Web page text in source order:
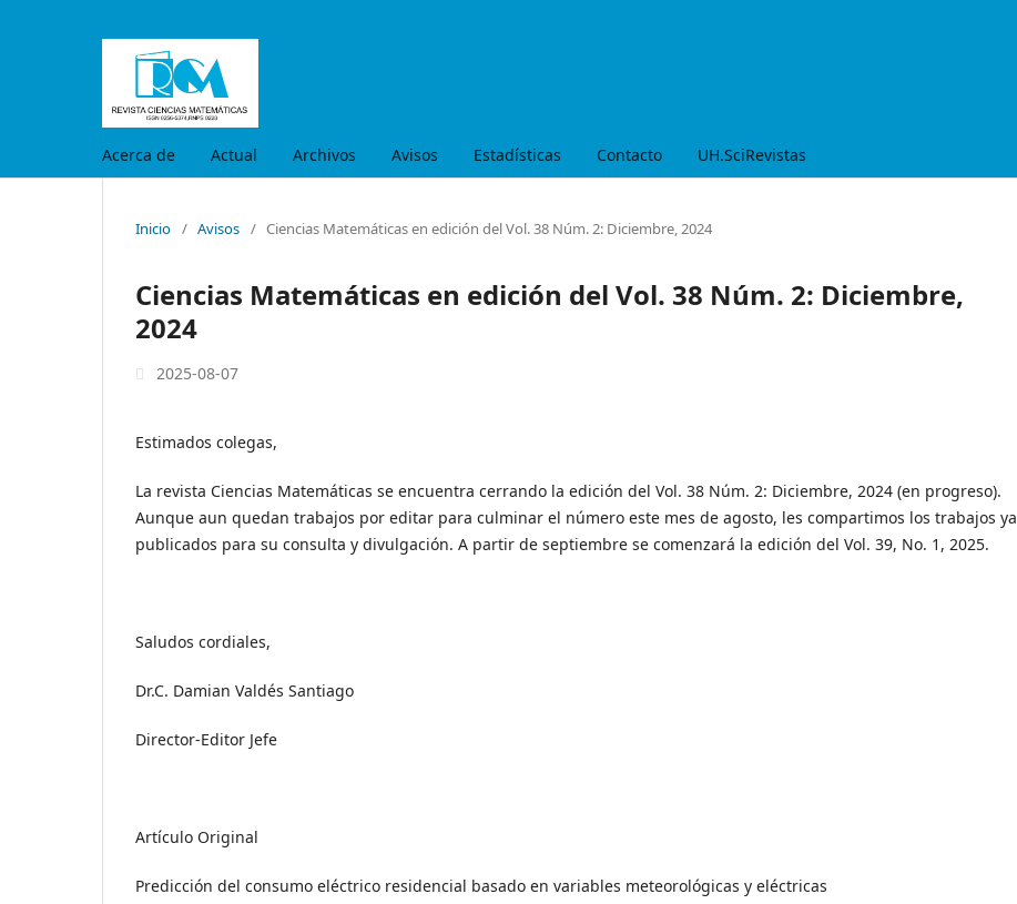
Acerca de Actual Archivos Avisos Estadísticas Contacto UH.SciRevistas
Inicio / Avisos / Ciencias Matemáticas en edición del Vol. 38 Núm. 2: Diciembre, 2024
Ciencias Matemáticas en edición del Vol. 38 Núm. 2: Diciembre,
2024
2025-08-07
Estimados colegas,
La revista Ciencias Matemáticas se encuentra cerrando la edición del Vol. 38 Núm. 2: Diciembre, 2024 (en progreso).
Aunque aun quedan trabajos por editar para culminar el número este mes de agosto, les compartimos los trabajos ya
publicados para su consulta y divulgación. A partir de septiembre se comenzará la edición del Vol. 39, No. 1, 2025.
Saludos cordiales,
Dr.C. Damian Valdés Santiago
Director-Editor Jefe
Artículo Original
Predicción del consumo eléctrico residencial basado en variables meteorológicas y eléctricas